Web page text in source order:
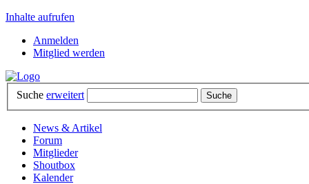
Inhalte aufrufen
Anmelden
Mitglied werden
Suche erweitert
News & Artikel
Forum
Mitglieder
Shoutbox
Kalender